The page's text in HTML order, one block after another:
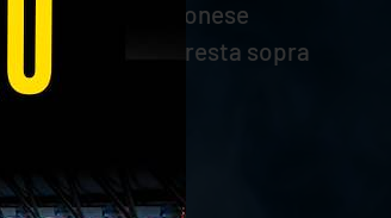
L’attacco veronese
ma la WithU resta sopra